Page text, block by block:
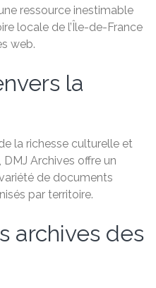
ressource inestimable
locale de l’Île-de-France
web.
la
la richesse culturelle et
Archives offre un
de documents
par territoire.
archives des